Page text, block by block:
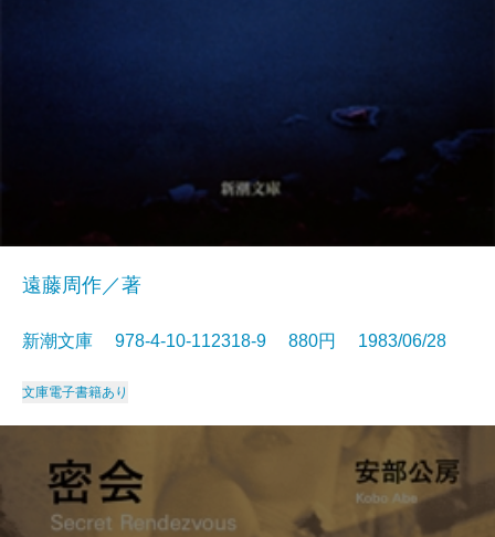
遠藤周作／著
新潮文庫 978-4-10-112318-9 880円 1983/06/28
文庫電子書籍あり